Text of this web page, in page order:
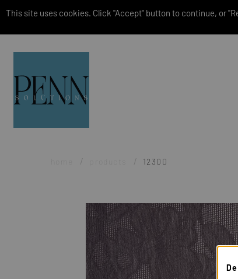
This site uses cookies. Click "Accept" button to continue, or
12300